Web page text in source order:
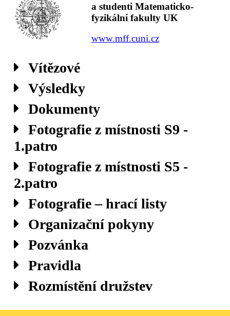
a studenti Matematicko-
fyzikální fakulty UK
www.mff.cuni.cz
Vítězové
Výsledky
Dokumenty
Fotografie z místnosti S9 -
1.patro
Fotografie z místnosti S5 -
2.patro
Fotografie – hrací listy
Organizační pokyny
Pozvánka
Pravidla
Rozmístění družstev